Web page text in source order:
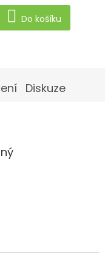
Do košíku
Diskuze